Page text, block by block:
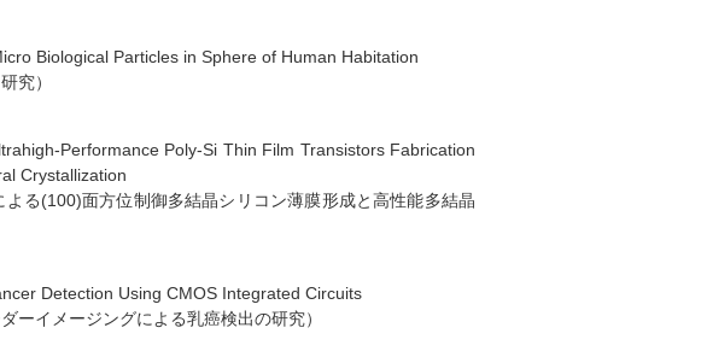
Biological Particles in Sphere of Human Habitation
究）
Performance Poly-Si Thin Film Transistors Fabrication
Crystallization
る(100)面方位制御多結晶シリコン薄膜形成と高性能多結晶
Detection Using CMOS Integrated Circuits
ーイメージングによる乳癌検出の研究）